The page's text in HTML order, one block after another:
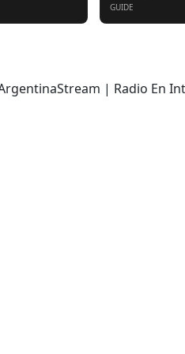
GUIDE
| Radio En